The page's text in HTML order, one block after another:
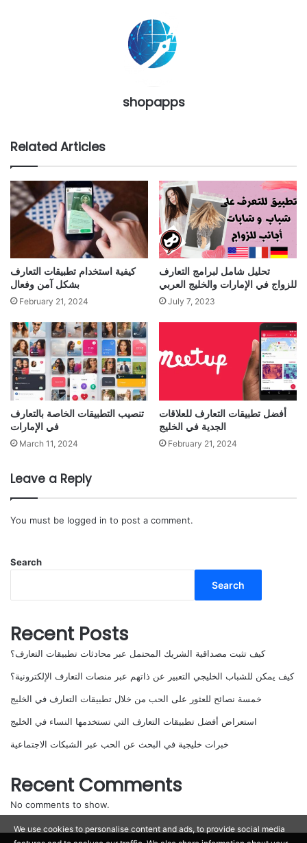
shopapps
Related Articles
كيفية استخدام تطبيقات التعارف
بشكل آمن وفعال
February 21, 2024
تحليل شامل لبرامج التعارف
للزواج في الإمارات والخليج العربي
July 7, 2023
تنصيب التطبيقات الخاصة بالتعارف
في الإمارات
March 11, 2024
أفضل تطبيقات التعارف للعلاقات
الجدية في الخليج
February 21, 2024
Leave a Reply
You must be logged in to post a comment.
Search
Search
Recent Posts
كيف تثبت مصداقية الشريك المحتمل عبر محادثات تطبيقات التعارف؟
كيف يمكن للشباب الخليجي التعبير عن ذاتهم عبر منصات التعارف الإلكترونية؟
خمسة نصائح للعثور على الحب من خلال تطبيقات التعارف في الخليج
استعراض أفضل تطبيقات التعارف التي تستخدمها النساء في الخليج
خبرات خليجية في البحث عن الحب عبر الشبكات الاجتماعية
Recent Comments
No comments to show.
We use cookies to personalise content and ads, to provide social media